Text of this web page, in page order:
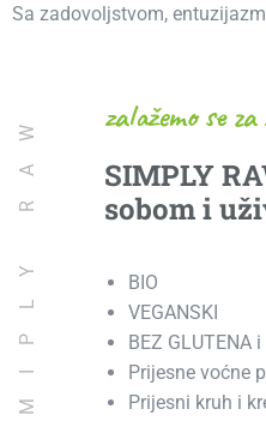
Sa zadovoljstvom,
SMIPLY RAW zalažemo se
SIMPLY
sobom i
BIO
VEGANSKI
BEZ GLUTENA
Prijesne voćne
Prijesni kruh i